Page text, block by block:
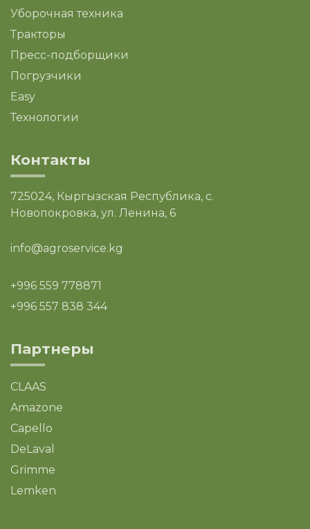
Партнеры
CLAAS
Amazone
Capello
DeLaval
Grimme
Lemken
Уборочная техника
Тракторы
Пресс-подборщики
Погрузчики
Easy
Технологии
Контакты
725024, Кыргызская Республика, с.
Новопокровка, ул. Ленина, 6
info@agroservice.kg
+996 559 778871
+996 557 838 344